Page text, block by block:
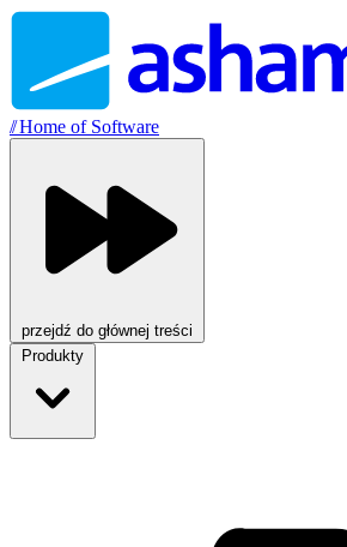
//Home of Software
przejdź do głównej treści
Produkty